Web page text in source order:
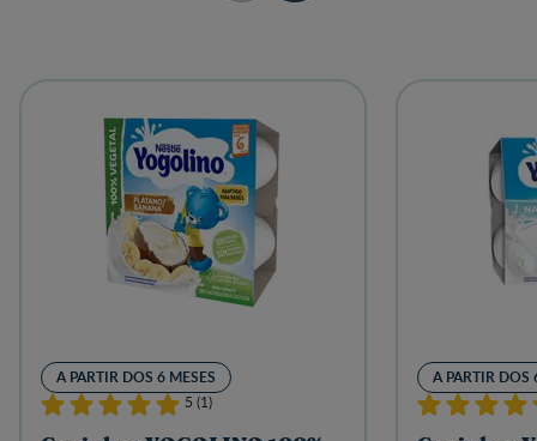
A PARTIR DOS 6 MESES
5 (1)
A PARTIR DOS